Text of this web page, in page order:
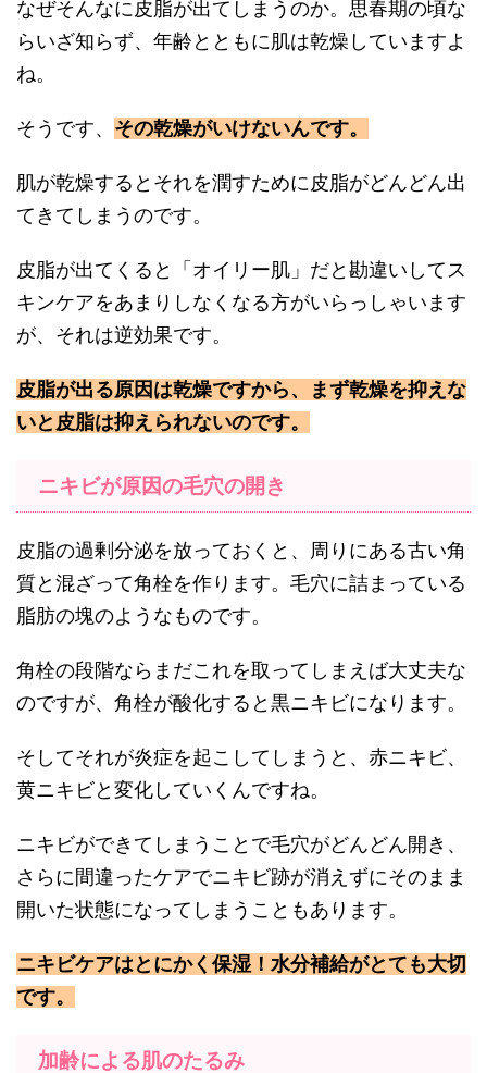
なぜそんなに皮脂が出てしまうのか。思春期の頃な
らいざ知らず、年齢とともに肌は乾燥していますよ
ね。
そうです、 その乾燥がいけないんです。
肌が乾燥するとそれを潤すために皮脂がどんどん出
てきてしまうのです。
皮脂が出てくると「オイリー肌」だと勘違いしてス
キンケアをあまりしなくなる方がいらっしゃいます
が、それは逆効果です。
皮脂が出る原因は乾燥ですから、まず乾燥を抑えな
いと皮脂は抑えられないのです。
ニキビが原因の毛穴の開き
皮脂の過剰分泌を放っておくと、周りにある古い角
質と混ざって角栓を作ります。毛穴に詰まっている
脂肪の塊のようなものです。
角栓の段階ならまだこれを取ってしまえば大丈夫な
のですが、角栓が酸化すると黒ニキビになります。
そしてそれが炎症を起こしてしまうと、赤ニキビ、
黄ニキビと変化していくんですね。
ニキビができてしまうことで毛穴がどんどん開き、
さらに間違ったケアでニキビ跡が消えずにそのまま
開いた状態になってしまうこともあります。
ニキビケアはとにかく保湿！水分補給がとても大切
です。
加齢による肌のたるみ